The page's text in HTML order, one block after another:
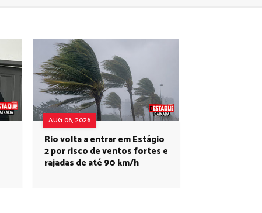
AUG 06, 2026
Rio volta a entrar em Estágio
2 por risco de ventos fortes e
rajadas de até 90 km/h